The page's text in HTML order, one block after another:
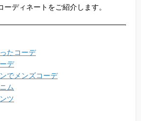
ーディネートをご紹介します。
たコーデ
デ
でメンズコーデ
ム
ツ